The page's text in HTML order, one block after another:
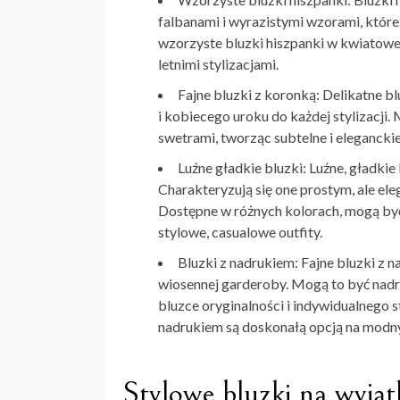
falbanami i wyrazistymi wzorami,
wzorzyste bluzki hiszpanki w
letnimi stylizacjami.
Fajne bluzki z koronką: Delikatne
i kobiecego uroku do każdej stylizacji.
swetrami, tworząc subtelne i
Luźne gładkie bluzki: Luźne,
Charakteryzują się one prostym, ale
Dostępne w różnych kolorach, mogą
stylowe, casualowe outfity.
Bluzki z nadrukiem: Fajne bluzki z
wiosennej garderoby. Mogą to być
bluzce oryginalności i indywidualnego
nadrukiem są doskonałą opcją na